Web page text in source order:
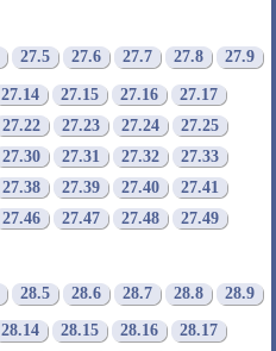
27.5 27.6 27.7 27.8 27.9
27.14 27.15 27.16
27.17
27.22 27.23 27.24
27.25
27.30 27.31 27.32
27.33
27.38 27.39 27.40
27.41
27.46 27.47 27.48
27.49
28.5 28.6 28.7 28.8 28.9
28.14 28.15 28.16
28.17